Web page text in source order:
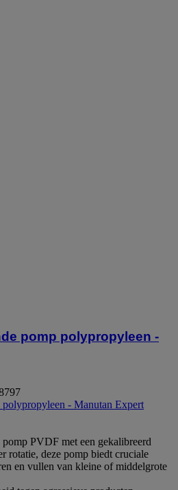
pomp polypropyleen -
- Manutan Expert
PVDF met een gekalibreerd
rotatie, deze pomp biedt cruciale
en vullen van kleine of middelgrote